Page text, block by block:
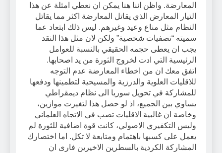
المعارضة. واظن اننا هنا يمكن ان نعطي امثلة عن هذا
التيار المعارض الذي يقاتل المعارضة اكثر مما يقاتل
النظام مثل مناع وعيد وغيرهم. ليس ذلك ابتعاد عما
سميته “تصفيات شخصية” ولكن لان مثل هذا النقد
يجب ان يعطى حجمه الحقيقي بالنسبة للعوامل
الرئيسية التي ادت لخروج الثورة من يد اصحابها.
اتفق معك ان من اخطاء المعارضة عدم التوجه
للاقليات العلوية والدرزية والمسيحية لتطمينها ودفعها
للمشاركة في تحويل سوريا الى نظام ديمقراطي
يساوي بين الجميع، اذ لو حصل هذا لتغيرت موازين،
وخاصة ان غالبية الاقليات تصب في الاتجاه العلماني
وليس التكفيري الاصولي، كانت قوة اضافية للثورة لم
يعمل على كسبها باهتمام ومتابعة لا تكل. اما اختصارك
المشاركة الكردية بالسطرين الاخيرين فارى ان